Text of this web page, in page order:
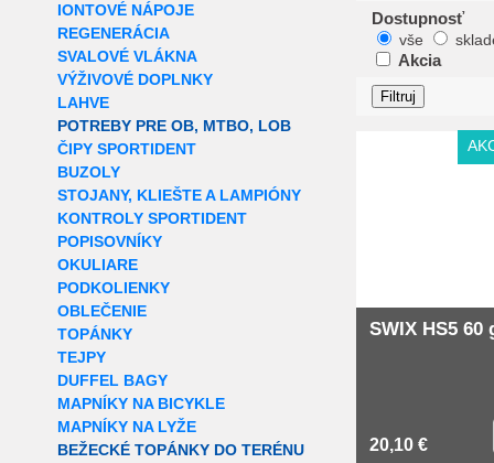
IONTOVÉ NÁPOJE
REGENERÁCIA
SVALOVÉ VLÁKNA
VÝŽIVOVÉ DOPLNKY
LAHVE
POTREBY PRE OB, MTBO, LOB
ČIPY SPORTIDENT
BUZOLY
STOJANY, KLIEŠTE A LAMPIÓNY
KONTROLY SPORTIDENT
POPISOVNÍKY
OKULIARE
PODKOLIENKY
OBLEČENIE
TOPÁNKY
TEJPY
DUFFEL BAGY
MAPNÍKY NA BICYKLE
MAPNÍKY NA LYŽE
BEŽECKÉ TOPÁNKY DO TERÉNU
Dostupnosť
vše
Akcia
SWIX HS5 60
20,10 €